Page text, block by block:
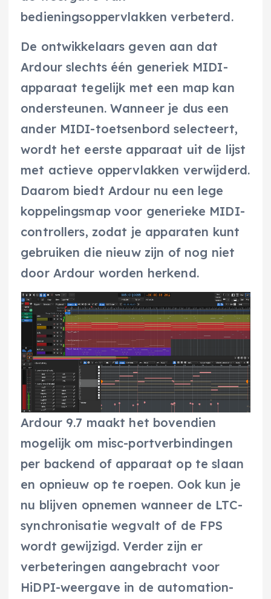
bedieningsoppervlakken verbeterd.
De ontwikkelaars geven aan dat
Ardour slechts één generiek MIDI-
apparaat tegelijk met een map kan
ondersteunen. Wanneer je dus een
ander MIDI-toetsenbord selecteert,
wordt het eerste apparaat uit de lijst
met actieve oppervlakken verwijderd.
Daarom biedt Ardour nu een lege
koppelingsmap voor generieke MIDI-
controllers, zodat je apparaten kunt
gebruiken die nieuw zijn of nog niet
door Ardour worden herkend.
Ardour 9.7 maakt het bovendien
mogelijk om misc-portverbindingen
per backend of apparaat op te slaan
en opnieuw op te roepen. Ook kun je
nu blijven opnemen wanneer de LTC-
synchronisatie wegvalt of de FPS
wordt gewijzigd. Verder zijn er
verbeteringen aangebracht voor
HiDPI-weergave in de automation-